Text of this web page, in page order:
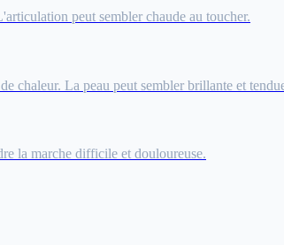
peut sembler chaude au toucher.
chaleur. La peau peut sembler brillante et
la marche difficile et douloureuse.